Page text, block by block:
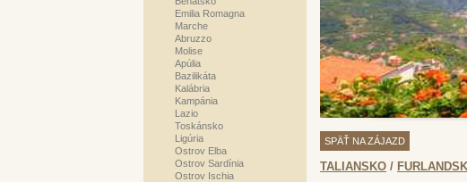
Emilia Romagna
Marche
Abruzzo
Molise
Apúlia
Bazilikáta
Kalábria
Kampánia
Lazio
Toskánsko
Ligúria
Ostrov Elba
Ostrov Sardínia
Ostrov Ischia
SPÄŤ NA ZÁJAZD
TALIANSKO /